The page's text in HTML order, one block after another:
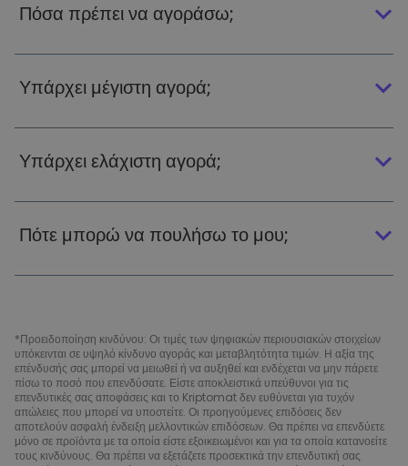
Πόσα πρέπει να αγοράσω;
Υπάρχει μέγιστη αγορά;
Υπάρχει ελάχιστη αγορά;
Πότε μπορώ να πουλήσω το μου;
*Προειδοποίηση κινδύνου: Οι τιμές των ψηφιακών περιουσιακών στοιχείων
υπόκεινται σε υψηλό κίνδυνο αγοράς και μεταβλητότητα τιμών. Η αξία της
επένδυσής σας μπορεί να μειωθεί ή να αυξηθεί και ενδέχεται να μην πάρετε
πίσω το ποσό που επενδύσατε. Είστε αποκλειστικά υπεύθυνοι για τις
επενδυτικές σας αποφάσεις και το Kriptomat δεν ευθύνεται για τυχόν
απώλειες που μπορεί να υποστείτε. Οι προηγούμενες επιδόσεις δεν
αποτελούν ασφαλή ένδειξη μελλοντικών επιδόσεων. Θα πρέπει να επενδύετε
μόνο σε προϊόντα με τα οποία είστε εξοικειωμένοι και για τα οποία κατανοείτε
τους κινδύνους. Θα πρέπει να εξετάζετε προσεκτικά την επενδυτική σας